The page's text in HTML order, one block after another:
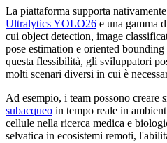
La piattaforma supporta
Ultralytics YOLO26 e una gamma
cui object detection, image
pose estimation e oriented
questa flessibilità, gli sviluppatori
molti scenari diversi in cui è
Ad esempio, i team possono creare
subacqueo in tempo reale in
cellule nella ricerca medica e
selvatica in ecosistemi remoti,